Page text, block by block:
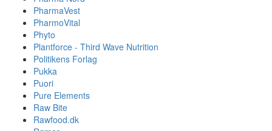
PharmaVest
PharmoVital
Phyto
Plantforce - Third Wave Nutrition
Politikens Forlag
Pukka
Puori
Pure Elements
Raw Bite
Rawfood.dk